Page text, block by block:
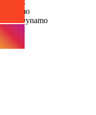
BFC Dynamo